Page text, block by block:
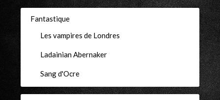
Fantastique
Les vampires de Londres
Ladainian Abernaker
Sang d'Ocre